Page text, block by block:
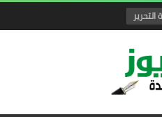
التحرير